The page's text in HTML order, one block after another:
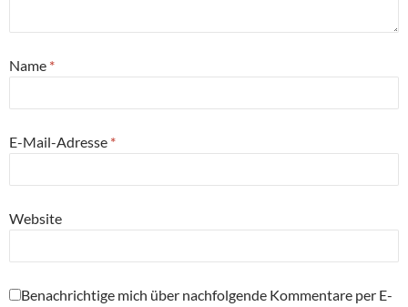
Name *
E-Mail-Adresse *
Website
Benachrichtige mich über nachfolgende Kommentare per E-